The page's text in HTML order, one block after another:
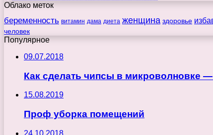
Облако меток
беременность витамин дама диета женщина здоровье
человек
Популярное
09.07.2018
Как сделать чипсы в микроволновке
15.08.2019
Проф уборка помещений
24.10.2018